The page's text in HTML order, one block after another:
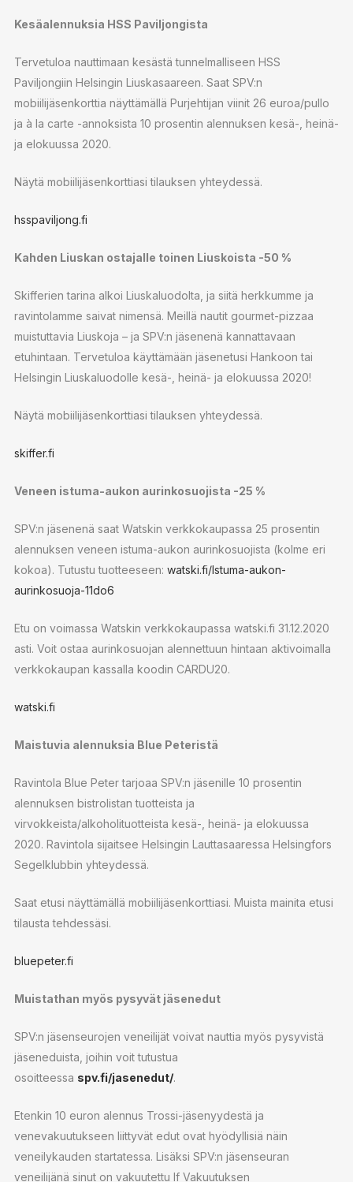
Kesäalennuksia HSS Paviljongista
Tervetuloa nauttimaan kesästä tunnelmalliseen HSS
Paviljongiin Helsingin Liuskasaareen. Saat SPV:n
mobiilijäsenkorttia näyttämällä Purjehtijan viinit 26 euroa/pullo
ja à la carte -annoksista 10 prosentin alennuksen kesä-, heinä-
ja elokuussa 2020.
Näytä mobiilijäsenkorttiasi tilauksen yhteydessä.
hsspaviljong.fi
Kahden Liuskan ostajalle toinen Liuskoista -50 %
Skifferien tarina alkoi Liuskaluodolta, ja siitä herkkumme ja
ravintolamme saivat nimensä. Meillä nautit gourmet-pizzaa
muistuttavia Liuskoja – ja SPV:n jäsenenä kannattavaan
etuhintaan. Tervetuloa käyttämään jäsenetusi Hankoon tai
Helsingin Liuskaluodolle kesä-, heinä- ja elokuussa 2020!
Näytä mobiilijäsenkorttiasi tilauksen yhteydessä.
skiffer.fi
Veneen istuma-aukon aurinkosuojista -25 %
SPV:n jäsenenä saat Watskin verkkokaupassa 25 prosentin
alennuksen veneen istuma-aukon aurinkosuojista (kolme eri
kokoa). Tutustu tuotteeseen: watski.fi/Istuma-aukon-
aurinkosuoja-11do6
Etu on voimassa Watskin verkkokaupassa watski.fi 31.12.2020
asti. Voit ostaa aurinkosuojan alennettuun hintaan aktivoimalla
verkkokaupan kassalla koodin CARDU20.
watski.fi
Maistuvia alennuksia Blue Peteristä
Ravintola Blue Peter tarjoaa SPV:n jäsenille 10 prosentin
alennuksen bistrolistan tuotteista ja
virvokkeista/alkoholituotteista kesä-, heinä- ja elokuussa
2020. Ravintola sijaitsee Helsingin Lauttasaaressa Helsingfors
Segelklubbin yhteydessä.
Saat etusi näyttämällä mobiilijäsenkorttiasi. Muista mainita etusi
tilausta tehdessäsi.
bluepeter.fi
Muistathan myös pysyvät jäsenedut
SPV:n jäsenseurojen veneilijät voivat nauttia myös pysyvistä
jäseneduista, joihin voit tutustua
osoitteessa spv.fi/jasenedut/.
Etenkin 10 euron alennus Trossi-jäsenyydestä ja
venevakuutukseen liittyvät edut ovat hyödyllisiä näin
veneilykauden startatessa. Lisäksi SPV:n jäsenseuran
veneilijänä sinut on vakuutettu If Vakuutuksen